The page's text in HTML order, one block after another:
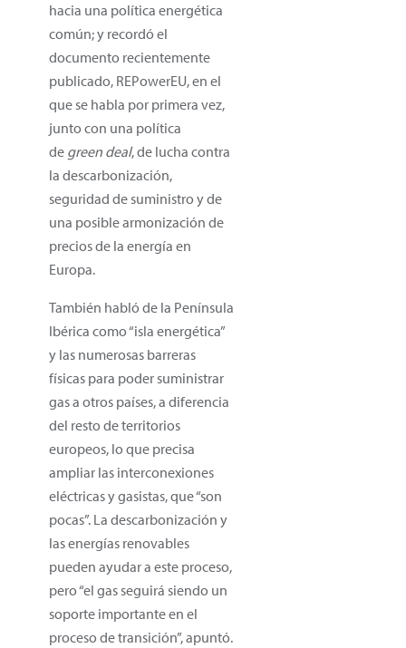
hacia una política energética
común; y recordó el
documento recientemente
publicado, REPowerEU, en el
que se habla por primera vez,
junto con una política
de green deal, de lucha contra
la descarbonización,
seguridad de suministro y de
una posible armonización de
precios de la energía en
Europa.
También habló de la Península
Ibérica como “isla energética”
y las numerosas barreras
físicas para poder suministrar
gas a otros países, a diferencia
del resto de territorios
europeos, lo que precisa
ampliar las interconexiones
eléctricas y gasistas, que “son
pocas”. La descarbonización y
las energías renovables
pueden ayudar a este proceso,
pero “el gas seguirá siendo un
soporte importante en el
proceso de transición”, apuntó.